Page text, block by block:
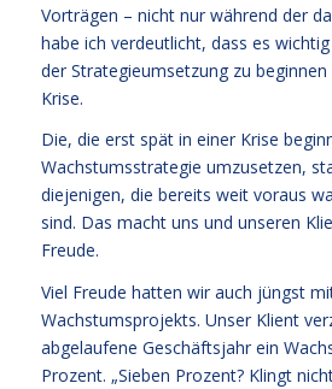
Vorträgen – nicht nur während der
habe ich verdeutlicht, dass es
der Strategieumsetzung zu
Krise.
Die, die erst spät in einer Krise
Wachstumsstrategie umzusetzen,
diejenigen, die bereits weit voraus
sind. Das macht uns und unseren
Freude.
Viel Freude hatten wir auch jüngst
Wachstumsprojekts. Unser Klient
abgelaufene Geschäftsjahr ein
Prozent. „Sieben Prozent? Klingt